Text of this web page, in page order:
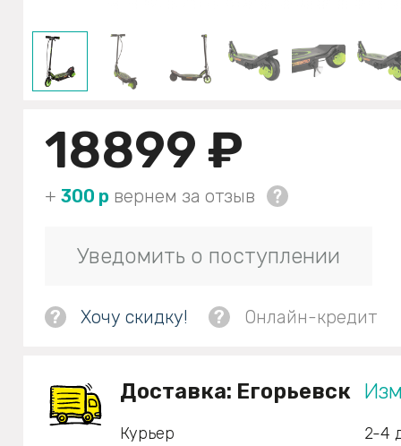
18899 ₽
+ 300 р вернем за отзыв
Уведомить о поступлении
? Хочу скидку! ? Онлайн-кредит
Доставка: Егорьевск
Курьер
2-4